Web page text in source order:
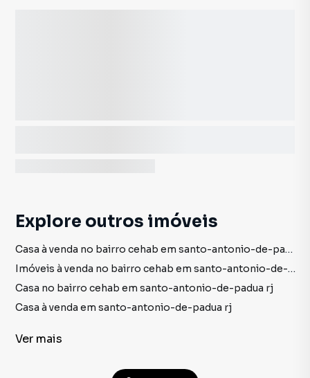
Explore outros imóveis
Casa à venda no bairro cehab em santo-antonio-de-padua rj com 1 vaga
Imóveis à venda no bairro cehab em santo-antonio-de-padua rj
Casa no bairro cehab em santo-antonio-de-padua rj
Casa à venda em santo-antonio-de-padua rj
Casa em santo-antonio-de-padua rj
Ver mais